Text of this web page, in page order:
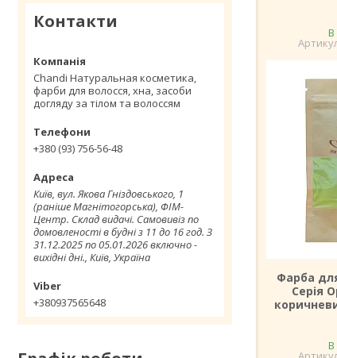
Контакти
Chandi Натуральная косметика,
фарби для волосся, хна, засоби
догляду за тілом та волоссям
+380 (93) 756-56-48
Київ, вул. Якова Гніздовського, 1
(раніше Магнітогорська), ФІМ-
Центр. Склад видачі. Самовивіз по
домовленості в будні з 11 до 16 год. З
31.12.2025 по 05.01.2026 включно -
вихідні дні., Київ, Україна
+380937565648
В
Фарба
Серія
В